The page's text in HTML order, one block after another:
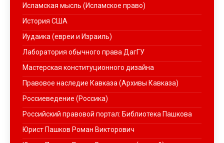
Исламская мысль (Исламское право)
История США
Иудаика (евреи и Израиль)
Лаборатория обычного права ДагГУ
Мастерская конституционного дизайна
Правовое наследие Кавказа (Архивы Кавказа)
Россиеведение (Россика)
Российский правовой портал: Библиотека Пашкова
Юрист Пашков Роман Викторович